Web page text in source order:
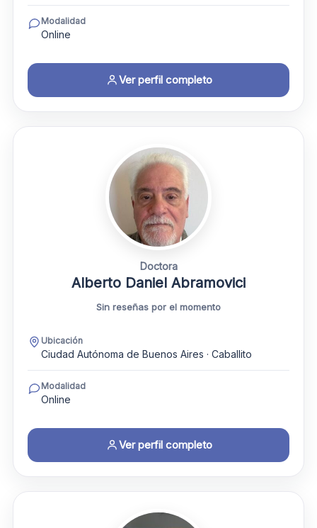
Modalidad
Online
Ver perfil completo
Doctora
Alberto Daniel Abramovici
Sin reseñas por el momento
Ubicación
Ciudad Autónoma de Buenos Aires · Caballito
Modalidad
Online
Ver perfil completo